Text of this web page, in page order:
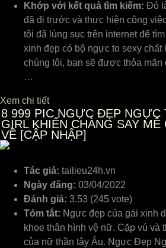
Khớp với kết quả tìm kiếm: Đó
đã đi trước và thực hiện công
tôi đã lùng sục trên internet để
xinh đẹp có bộ ngực to sexy
chúng tôi, bạn sẽ được thỏa mãn
…
Xem chi tiết
8 999 PIC NGỰC ĐẸP NGỰC
GIRL KHIẾN CHÀNG SAY
VỀ [CẬP NHẬP]
Tác giả: tailieu24h.vn
Ngày đăng: 03/04/2022
Đánh giá: 3.53 (245 vote)
Tóm tắt: Ngực đẹp của gái xinh
khoe thân hình vệ nữ. Cặp vú
của nữ thần tây Âu. Ngực Đẹp